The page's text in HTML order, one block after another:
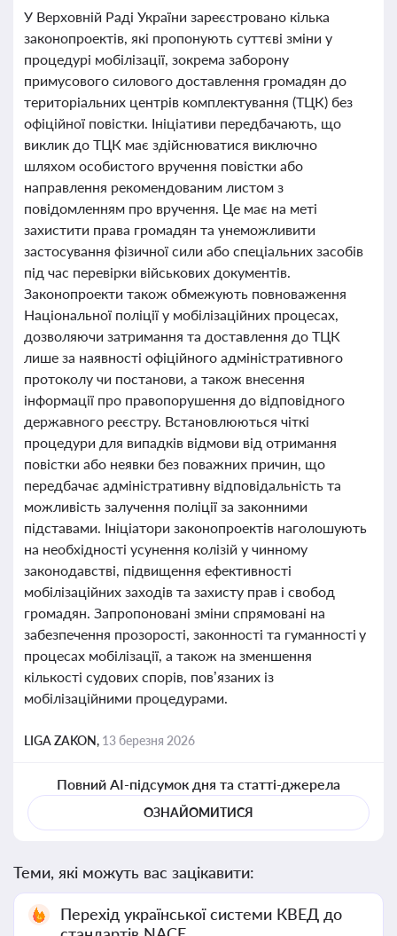
У Верховній Раді України зареєстровано кілька
законопроектів, які пропонують суттєві зміни у
процедурі мобілізації, зокрема заборону
примусового силового доставлення громадян до
територіальних центрів комплектування (ТЦК) без
офіційної повістки. Ініціативи передбачають, що
виклик до ТЦК має здійснюватися виключно
шляхом особистого вручення повістки або
направлення рекомендованим листом з
повідомленням про вручення. Це має на меті
захистити права громадян та унеможливити
застосування фізичної сили або спеціальних засобів
під час перевірки військових документів.
Законопроекти також обмежують повноваження
Національної поліції у мобілізаційних процесах,
дозволяючи затримання та доставлення до ТЦК
лише за наявності офіційного адміністративного
протоколу чи постанови, а також внесення
інформації про правопорушення до відповідного
державного реєстру. Встановлюються чіткі
процедури для випадків відмови від отримання
повістки або неявки без поважних причин, що
передбачає адміністративну відповідальність та
можливість залучення поліції за законними
підставами. Ініціатори законопроектів наголошують
на необхідності усунення колізій у чинному
законодавстві, підвищення ефективності
мобілізаційних заходів та захисту прав і свобод
громадян. Запропоновані зміни спрямовані на
забезпечення прозорості, законності та гуманності у
процесах мобілізації, а також на зменшення
кількості судових спорів, пов’язаних із
мобілізаційними процедурами.
LIGA ZAKON, 13 березня 2026
Повний AI-підсумок дня та статті-джерела
ОЗНАЙОМИТИСЯ
Теми, які можуть вас зацікавити:
Перехід української системи КВЕД до